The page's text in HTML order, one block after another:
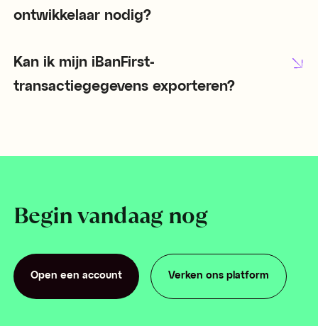
ontwikkelaar nodig?
Kan ik mijn iBanFirst-
transactiegegevens exporteren?
Begin vandaag nog
Open een account
Open een account
Verken ons platform